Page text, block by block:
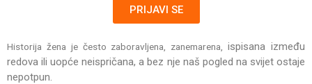
PRIJAVI SE
Historija žena je često zaboravljena, zanemarena,ispisana između
redova ili uopće neispričana, a bez nje naš pogled na svijet ostaje
nepotpun.